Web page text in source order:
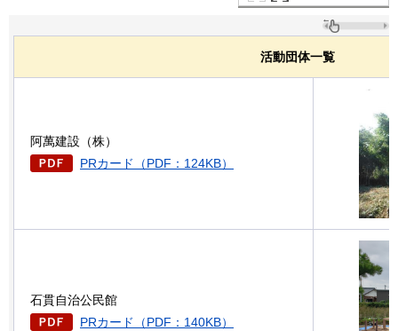
活動団体一覧
阿萬建設（株）
PRカード（PDF：124KB）
石貫自治公民館
PRカード（PDF：140KB）